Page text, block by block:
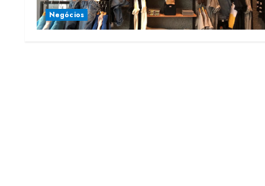
Negócios